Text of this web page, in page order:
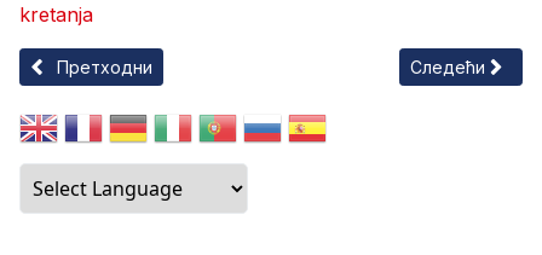
kretanja
Претходни чланак: Препорука о обустави производње у
Претходни Следећи
Следећи